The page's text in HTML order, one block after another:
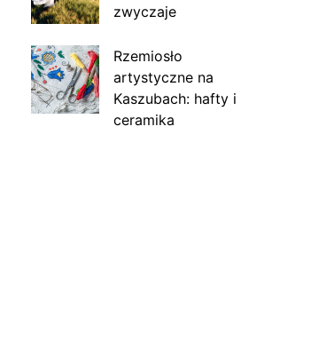
zwyczaje
Rzemiosło
artystyczne na
Kaszubach: hafty i
ceramika